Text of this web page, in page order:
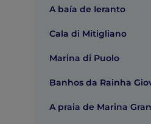
A baía de Ieranto
Cala di Mitigliano
Marina di Puolo
Banhos da Rainha
A praia de Marina